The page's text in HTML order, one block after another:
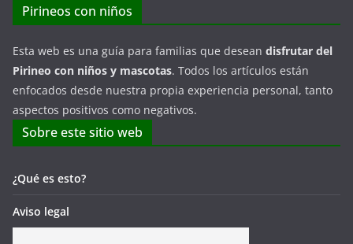
Pirineos con niños
Esta web es una guía para familias que desean disfrutar del
Pirineo con niños y mascotas. Todos los artículos están
enfocados desde nuestra propia experiencia personal, tanto
aspectos positivos como negativos.
Sobre este sitio web
¿Qué es esto?
Aviso legal